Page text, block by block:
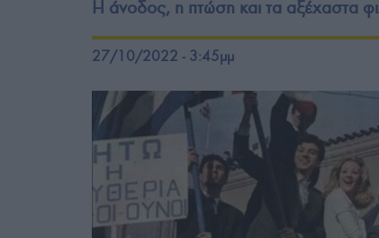
H άνοδος, η πτώση και τα αξέχαστα
27/10/2022 - 3:45μμ